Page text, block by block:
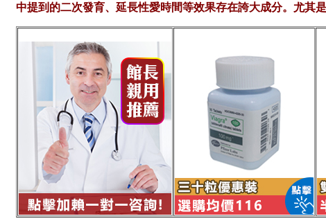
中提到的二次發育、延長性愛時間等效果存在誇大成分。尤其